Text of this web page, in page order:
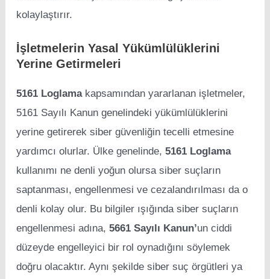
kolaylaştırır.
İşletmelerin Yasal Yükümlülüklerini
Yerine Getirmeleri
5161 Loglamakapsamından yararlanan işletmeler,
5161 Sayılı Kanun genelindeki yükümlülüklerini
yerine getirerek siber güvenliğin tecelli etmesine
yardımcı olurlar. Ülke genelinde, 5161 Loglama
kullanımı ne denli yoğun olursa siber suçların
saptanması, engellenmesi ve cezalandırılması da o
denli kolay olur. Bu bilgiler ışığında siber suçların
engellenmesi adına, 5661 Sayılı Kanun’un ciddi
düzeyde engelleyici bir rol oynadığını söylemek
doğru olacaktır. Aynı şekilde siber suç örgütleri ya